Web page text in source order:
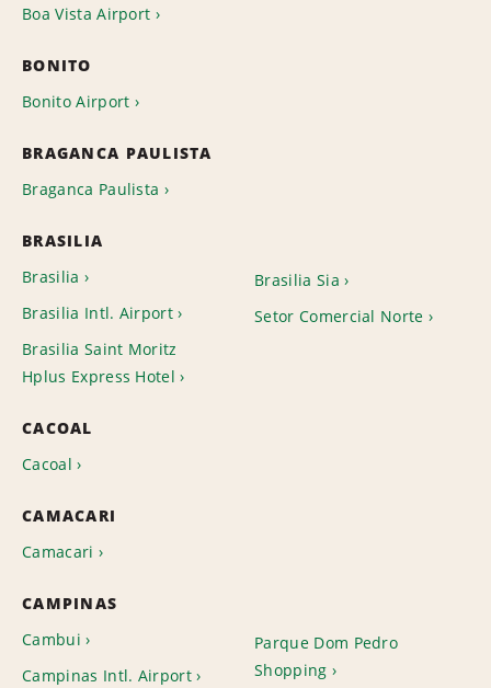
Boa Vista Airport
BONITO
Bonito Airport
BRAGANCA PAULISTA
Braganca Paulista
BRASILIA
Brasilia
Brasilia Intl. Airport
Brasilia Saint Moritz
Hplus Express Hotel
Brasilia Sia
Setor Comercial Norte
CACOAL
Cacoal
CAMACARI
Camacari
CAMPINAS
Cambui
Campinas Intl. Airport
Parque Dom Pedro
Shopping